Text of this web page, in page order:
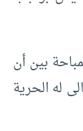
بين أن
له الحرية